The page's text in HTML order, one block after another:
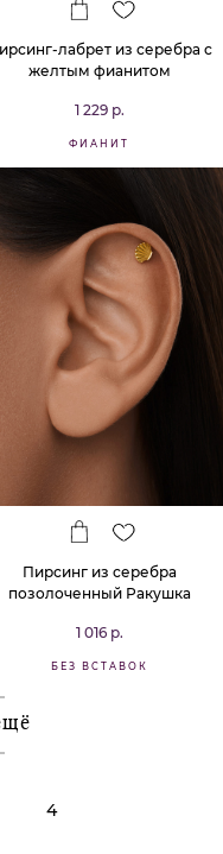
лабрет из серебра с
желтым фианитом
1 229 р.
ФИАНИТ
Пирсинг из серебра
позолоченный Ракушка
1 016 р.
БЕЗ ВСТАВОК
4